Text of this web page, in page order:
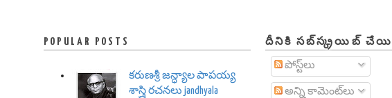
POPULAR POSTS
కరుణశ్రీ జన్ధ్యాల పాపయ్య
శాస్త్రి రచనలు jandhyala
దీనికి సబ్‌స్క్రయిబ్
పోస్ట్‌లు
అన్ని కామెంట్‌లు